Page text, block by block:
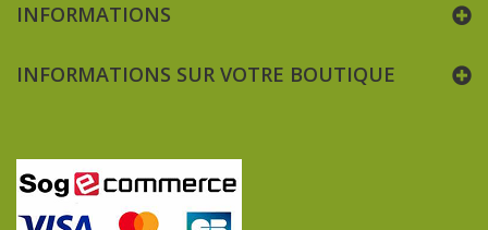
INFORMATIONS
INFORMATIONS SUR VOTRE BOUTIQUE